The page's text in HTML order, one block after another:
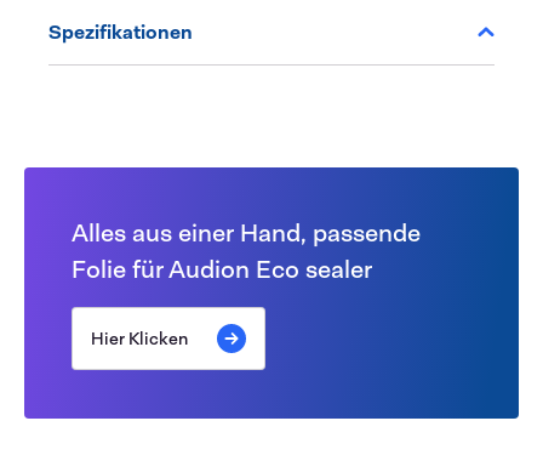
Spezifikationen
Alles aus einer Hand, passende
Folie für Audion Eco sealer
Hier Klicken